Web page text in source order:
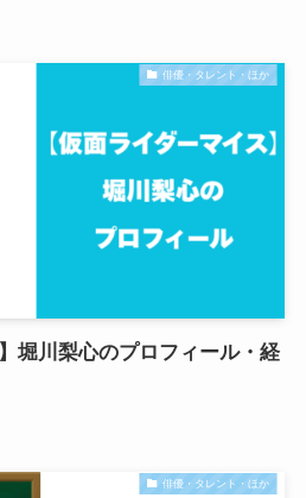
俳優・タレント・ほか
堀川梨心のプロフィール・経
俳優・タレント・ほか